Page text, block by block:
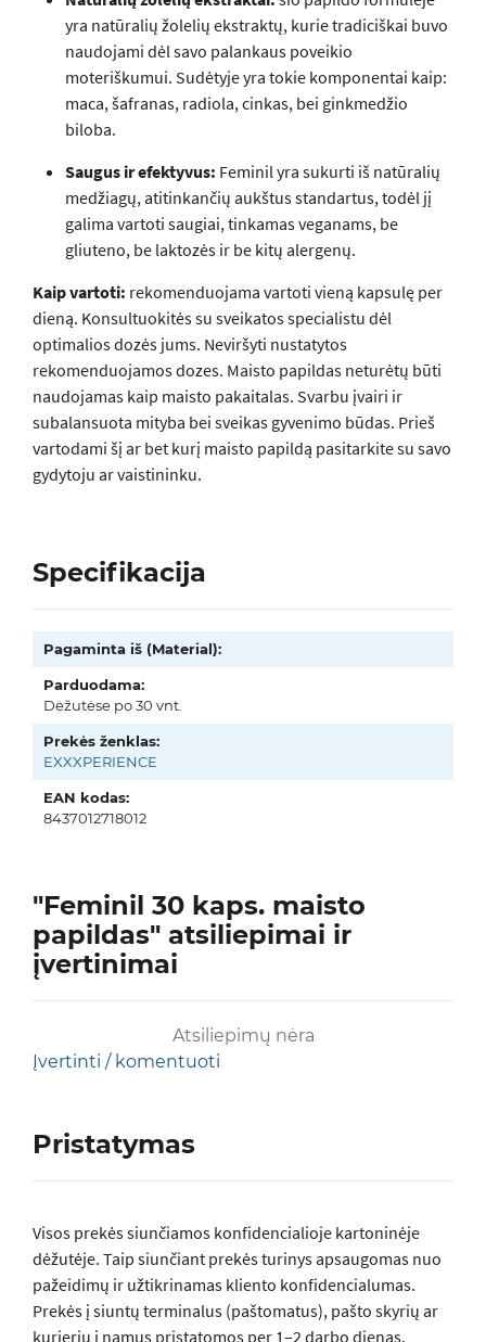
yra natūralių žolelių ekstraktų, kurie tradiciškai buvo
naudojami dėl savo palankaus poveikio
moteriškumui. Sudėtyje yra tokie komponentai kaip:
maca, šafranas, radiola, cinkas, bei ginkmedžio
biloba.
Saugus ir efektyvus: Feminil yra sukurti iš natūralių
medžiagų, atitinkančių aukštus standartus, todėl jį
galima vartoti saugiai, tinkamas veganams, be
gliuteno, be laktozės ir be kitų alergenų.
Kaip vartoti: rekomenduojama vartoti vieną kapsulę per
dieną. Konsultuokitės su sveikatos specialistu dėl
optimalios dozės jums. Neviršyti nustatytos
rekomenduojamos dozes. Maisto papildas neturėtų būti
naudojamas kaip maisto pakaitalas. Svarbu įvairi ir
subalansuota mityba bei sveikas gyvenimo būdas. Prieš
vartodami šį ar bet kurį maisto papildą pasitarkite su savo
gydytoju ar vaistininku.
Specifikacija
Pagaminta iš (Material):
Parduodama:
Dėžutėse po 30 vnt.
Prekės ženklas:
EXXXPERIENCE
EAN kodas:
8437012718012
"Feminil 30 kaps. maisto
papildas" atsiliepimai ir
įvertinimai
Atsiliepimų nėra
Įvertinti / komentuoti
Pristatymas
Visos prеkės siunčiamos konfidencialioje kartoninėje
dėžutėje. Taip siunčiant prekės turinys apsaugomas nuo
pažeidimų ir užtikrinamas kliento konfidencialumas.
Prekės į siuntų terminalus (paštomatus), pašto skyrių ar
kurjeriu į namus pristatomos per 1–2 darbo dienas.